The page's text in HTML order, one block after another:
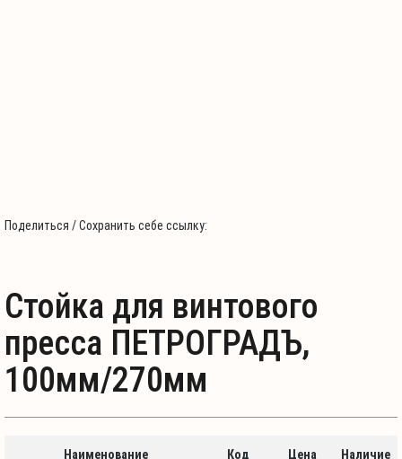
Поделиться / Сохранить себе ссылку:
Стойка для винтового
пресса ПЕТРОГРАДЪ,
100мм/270мм
Наименование Код Цена Наличие